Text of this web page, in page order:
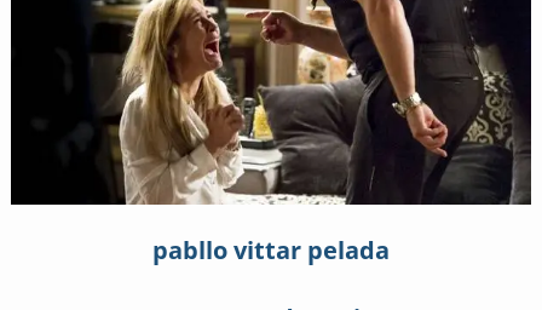
pabllo vittar pelada